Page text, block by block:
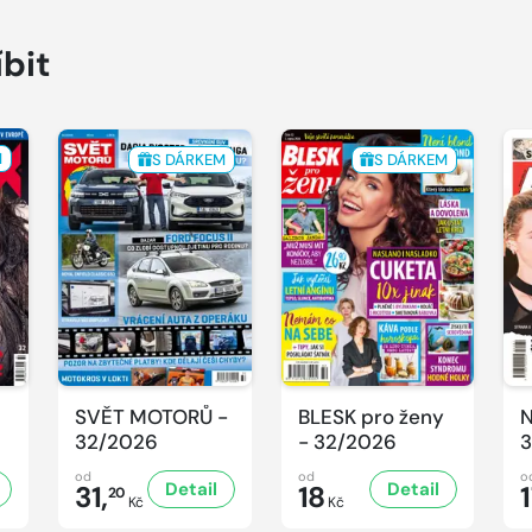
S DÁRKEM
SVĚT MOTORŮ -
32/2026
od
31,20 Kč
Detail
S DÁRKEM
BLESK pro ženy
- 32/2026
od
18 Kč
Detail